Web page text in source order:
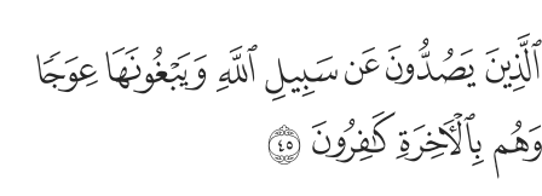
الذين يصدون عن سبيل الله ويبغونها عوجا وهم بالاخرة كافرون ٤٥
ٱلَّذِينَ يَصُدُّونَ عَن سَبِيلِ ٱللَّهِ وَيَبْغُونَهَا عِوَجًۭا وَهُم بِٱلْـَٔاخِرَةِ كَـٰفِرُونَ ٤٥
ﱠﱡﱢﱣﱤﱥﱦ
ﱧﱨﱩﱪ